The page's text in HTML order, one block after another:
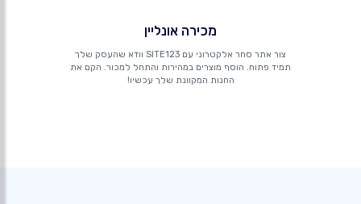
מכירה אונליין
צור אתר סחר אלקטרוני עם SITE123 וודא שהעסק שלך
תמיד פתוח. הוסף מוצרים במהירות והתחל למכור. הקם את
החנות המקוונת שלך עכשיו!